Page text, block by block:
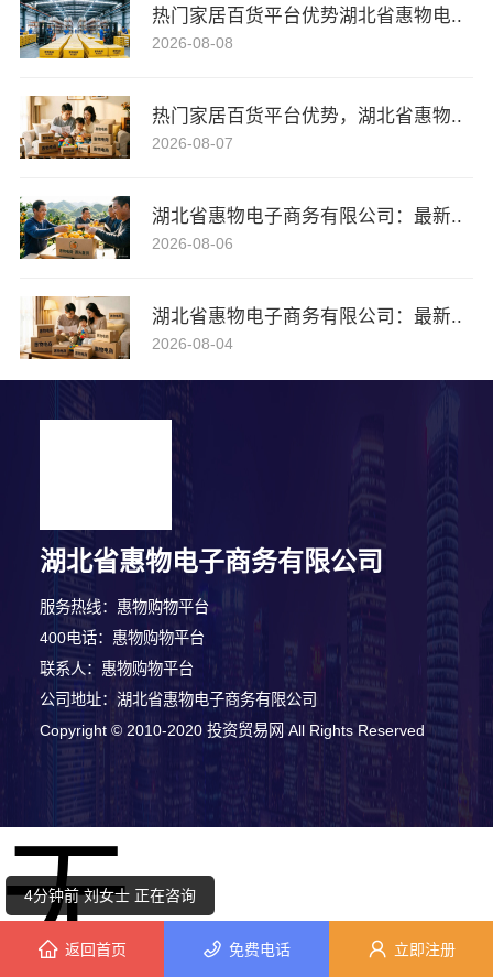
热门家居百货平台优势湖北省惠物电..
2026-08-08
热门家居百货平台优势，湖北省惠物..
2026-08-07
湖北省惠物电子商务有限公司：最新..
2026-08-06
湖北省惠物电子商务有限公司：最新..
2026-08-04
湖北省惠物电子商务有限公司
服务热线：惠物购物平台
400电话：惠物购物平台
联系人：惠物购物平台
公司地址：湖北省惠物电子商务有限公司
Copyright © 2010-2020 投资贸易网 All Rights Reserved
4分钟前 刘女士 正在咨询
5分钟前 苏小姐 正在咨询
返回首页 免费电话 立即注册
无